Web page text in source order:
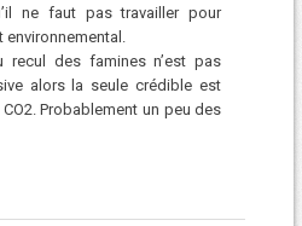
ne faut pas travailler pour
environnemental.
recul des famines n’est pas
alors la seule crédible est
CO2. Probablement un peu des